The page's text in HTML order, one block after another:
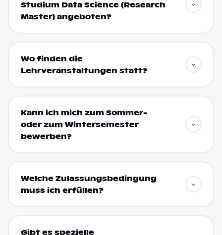
Studium Data Science (Research
Master) angeboten?
Wo finden die
Lehrveranstaltungen statt?
Kann ich mich zum Sommer-
oder zum Wintersemester
bewerben?
Welche Zulassungsbedingung
muss ich erfüllen?
Gibt es spezielle